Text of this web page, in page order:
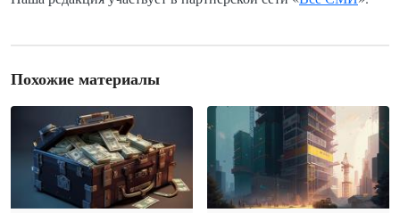
Похожие материалы